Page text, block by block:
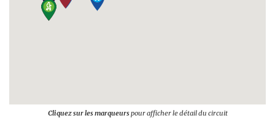
Cliquez sur les marqueurspour afficher le détail du circuit